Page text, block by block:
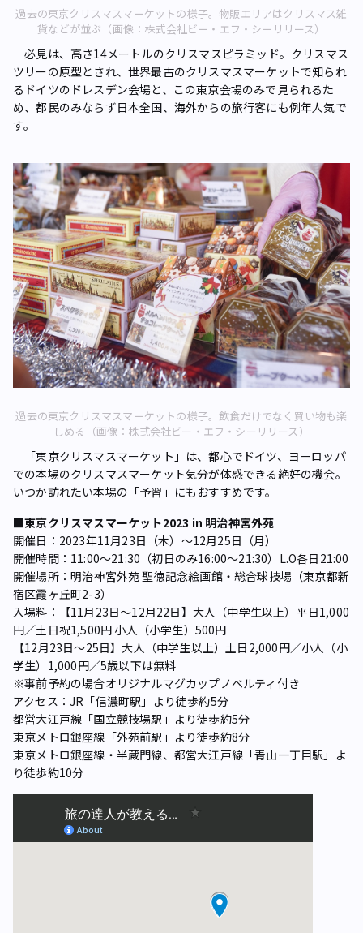
過去の東京クリスマスマーケットの様子。物販エリアはクリスマス雑
貨などが並ぶ（画像：株式会社ビー・エフ・シーリリース）
必見は、高さ14メートルのクリスマスピラミッド。クリスマス
ツリーの原型とされ、世界最古のクリスマスマーケットで知られ
るドイツのドレスデン会場と、この東京会場のみで見られるた
め、都民のみならず日本全国、海外からの旅行客にも例年人気で
す。
過去の東京クリスマスマーケットの様子。飲食だけでなく買い物も楽
しめる（画像：株式会社ビー・エフ・シーリリース）
「東京クリスマスマーケット」は、都心でドイツ、ヨーロッパ
での本場のクリスマスマーケット気分が体感できる絶好の機会。
いつか訪れたい本場の「予習」にもおすすめです。
■東京クリスマスマーケット2023 in 明治神宮外苑
開催日：2023年11月23日（木）～12月25日（月）
開催時間：11:00～21:30（初日のみ16:00～21:30）L.O各日21:00
開催場所：明治神宮外苑 聖徳記念絵画館・総合球技場（東京都新
宿区霞ヶ丘町2-3）
入場料：【11月23日～12月22日】大人（中学生以上）平日1,000
円／土日祝1,500円 小人（小学生）500円
【12月23日～25日】大人（中学生以上）土日2,000円／小人（小
学生）1,000円／5歳以下は無料
※事前予約の場合オリジナルマグカップノベルティ付き
アクセス：JR「信濃町駅」より徒歩約5分
都営大江戸線「国立競技場駅」より徒歩約5分
東京メトロ銀座線「外苑前駅」より徒歩約8分
東京メトロ銀座線・半蔵門線、都営大江戸線「青山一丁目駅」よ
り徒歩約10分